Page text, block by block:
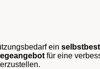
ein
für eine